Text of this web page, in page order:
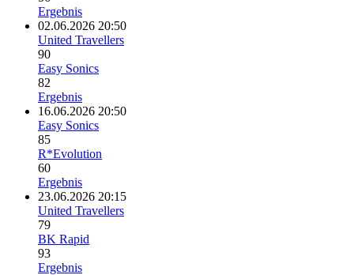
Ergebnis
02.06.2026 20:50
United Travellers
90
Easy Sonics
82
Ergebnis
16.06.2026 20:50
Easy Sonics
85
R*Evolution
60
Ergebnis
23.06.2026 20:15
United Travellers
79
BK Rapid
93
Ergebnis